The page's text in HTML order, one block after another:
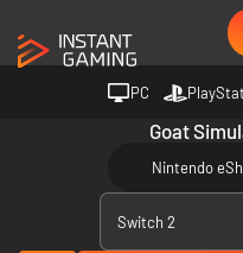
PC
Goat
Nintendo
Switch 2